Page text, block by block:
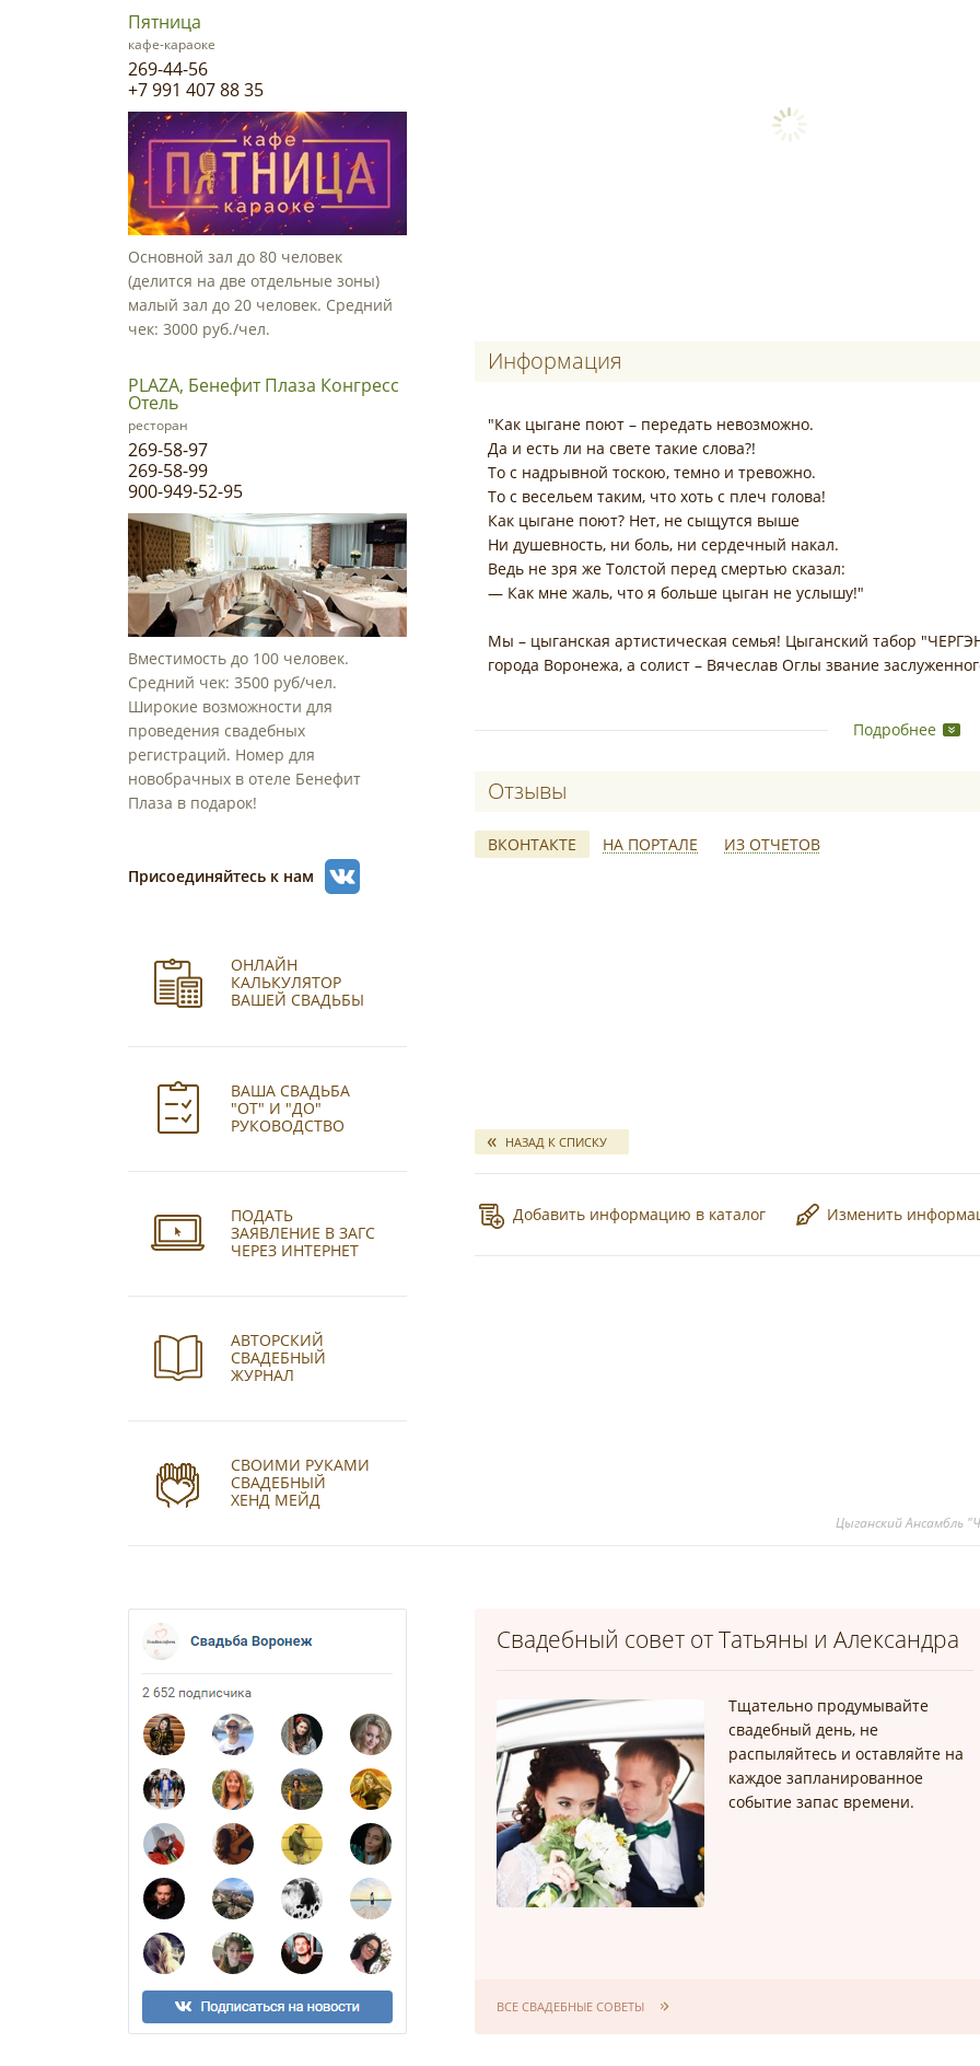
Информация
"Как цыгане поют – передать невозможно.
Да и есть ли на свете такие слова?!
То с надрывной тоскою, темно и тревожно.
То с весельем таким, что хоть с плеч голова!
Как цыгане поют? Нет, не сыщутся выше
Ни душевность, ни боль, ни сердечный накал.
Ведь не зря же Толстой перед смертью сказал:
— Как мне жаль, что я больше цыган не услышу!"
Мы – цыганская артистическая семья! Цыганский табор
города Воронежа, а солист – Вячеслав Оглы звание
репертуаре цыганские песни, цыганские романсы,
Мы не стилизация под цыган, мы – настоящие цыгане, готовые
Подробнее
Отзывы о Цыганский Ансамбль "Чергэн"
ВКОНТАКТЕ НА ПОРТАЛЕ ИЗ ОТЧЕТОВ
*
НАЗАД К СПИСКУ
Добавить информацию в каталог Изменить
Цыганский Ансамбль
Пятница
кафе-караоке
269-44-56
+7 991 407 88 35
Основной зал до 80 человек
(делится на две отдельные зоны)
малый зал до 20 человек. Средний
чек: 3000 руб./чел.
PLAZA, Бенефит Плаза Конгресс
Отель
ресторан
269-58-97
269-58-99
900-949-52-95
Вместимость до 100 человек.
Средний чек: 3500 руб/чел.
Широкие возможности для
проведения свадебных
регистраций. Номер для
новобрачных в отеле Бенефит
Плаза в подарок!
Присоединяйтесь к нам
ОНЛАЙН
КАЛЬКУЛЯТОР
ВАШЕЙ СВАДЬБЫ
ВАША СВАДЬБА
"ОТ" И "ДО"
РУКОВОДСТВО
ПОДАТЬ
ЗАЯВЛЕНИЕ В ЗАГС
ЧЕРЕЗ ИНТЕРНЕТ
АВТОРСКИЙ
СВАДЕБНЫЙ
ЖУРНАЛ
СВОИМИ РУКАМИ
СВАДЕБНЫЙ
ХЕНД МЕЙД
Свадебный совет от Татьяны и Александра
Тщательно продумывайте
свадебный день, не
распыляйтесь и оставляйте на
каждое запланированное
событие запас времени.
ВСЕ СВАДЕБНЫЕ СОВЕТЫ